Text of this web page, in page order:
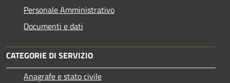
Personale Amministrativo
Documenti e dati
CATEGORIE DI SERVIZIO
Anagrafe e stato civile